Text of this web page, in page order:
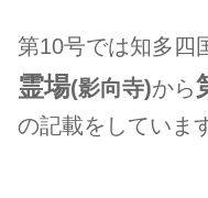
第10号では知多四
霊場(影向寺)から
の記載をしていま